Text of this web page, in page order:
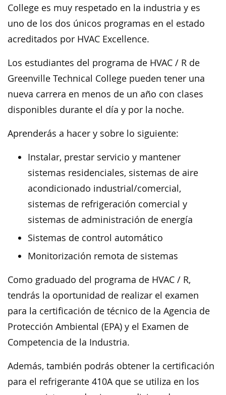
College es muy respetado en la industria y es
uno de los dos únicos programas en el estado
acreditados por HVAC Excellence.
Los estudiantes del programa de HVAC / R de
Greenville Technical College pueden tener una
nueva carrera en menos de un año con clases
disponibles durante el día y por la noche.
Aprenderás a hacer y sobre lo siguiente:
Instalar, prestar servicio y mantener
sistemas residenciales, sistemas de aire
acondicionado industrial/comercial,
sistemas de refrigeración comercial y
sistemas de administración de energía
Sistemas de control automático
Monitorización remota de sistemas
Como graduado del programa de HVAC / R,
tendrás la oportunidad de realizar el examen
para la certificación de técnico de la Agencia de
Protección Ambiental (EPA) y el Examen de
Competencia de la Industria.
Además, también podrás obtener la certificación
para el refrigerante 410A que se utiliza en los